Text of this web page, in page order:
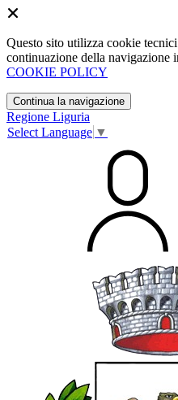
Questo sito utilizza cookie
continuazione della navigazione
COOKIE POLICY
Continua la navigazione
Regione Liguria
Select Language ▼